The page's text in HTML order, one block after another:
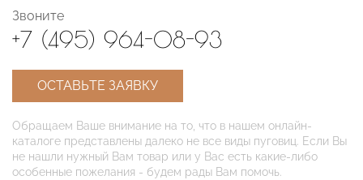
Звоните
+7 (495) 964-08-93
ОСТАВЬТЕ ЗАЯВКУ
Обращаем Ваше внимание на то, что в нашем онлайн-
каталоге представлены далеко не все виды пуговиц. Если Вы
не нашли нужный Вам товар или у Вас есть какие-либо
особенные пожелания - будем рады Вам помочь.